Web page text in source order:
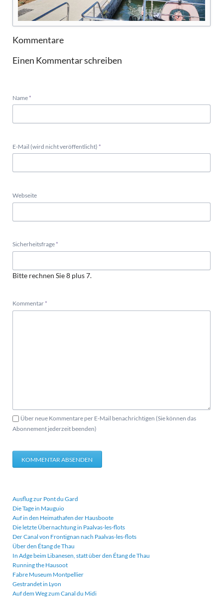
Kommentare
Einen Kommentar schreiben
Pflichtfeld
Name *
Pflichtfeld
E-Mail (wird nicht veröffentlicht) *
Webseite
Pflichtfeld
Sicherheitsfrage *
Bitte rechnen Sie 8 plus 7.
Pflichtfeld
Kommentar *
Über neue Kommentare per E-Mail benachrichtigen (Sie können das
Abonnement jederzeit beenden)
KOMMENTAR ABSENDEN
Ausflug zur Pont du Gard
Die Tage in Mauguio
Auf in den Heimathafen der Hausboote
Die letzte Übernachtung in Paalvas-les-flots
Der Canal von Frontignan nach Paalvas-les-flots
Über den Étang de Thau
In Adge beim Libanesen, statt über den Étang de Thau
Running the Hausoot
Fabre Museum Montpellier
Gestrandet in Lyon
Auf dem Weg zum Canal du Midi